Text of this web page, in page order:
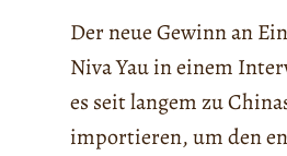
Der neue Gewinn an
Niva Yau in einem
es seit langem zu
importieren, um den